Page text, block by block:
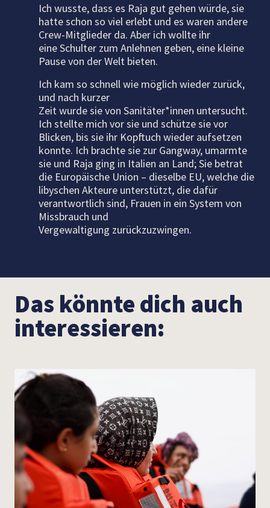
Ich wusste, dass es Raja gut gehen würde, sie
hatte schon so viel erlebt und es waren andere
Crew-Mitglieder da. Aber ich wollte ihr
eine Schulter zum Anlehnen geben, eine kleine
Pause von der Welt bieten.
Ich kam so schnell wie möglich wieder zurück,
und nach kurzer
Zeit wurde sie von Sanitäter*innen untersucht.
Ich stellte mich vor sie und schütze sie vor
Blicken, bis sie ihr Kopftuch wieder aufsetzen
konnte. Ich brachte sie zur Gangway, umarmte
sie und Raja ging in Italien an Land; Sie betrat
die Europäische Union – dieselbe EU, welche die
libyschen Akteure unterstützt, die dafür
verantwortlich sind, Frauen in ein System von
Missbrauch und
Vergewaltigung zurückzuzwingen.
Das könnte dich auch
interessieren: